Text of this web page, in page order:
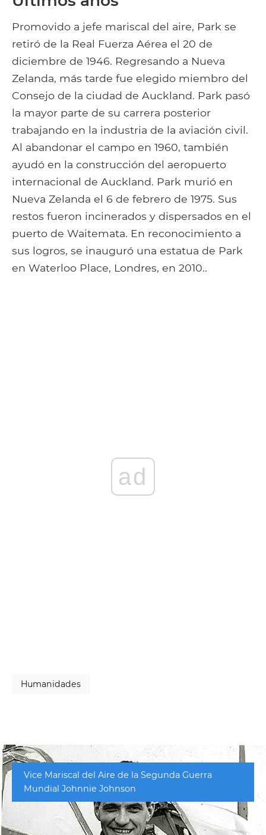
Promovido a jefe mariscal del aire, Park se
retiró de la Real Fuerza Aérea el 20 de
diciembre de 1946. Regresando a Nueva
Zelanda, más tarde fue elegido miembro del
Consejo de la ciudad de Auckland. Park pasó
la mayor parte de su carrera posterior
trabajando en la industria de la aviación civil.
Al abandonar el campo en 1960, también
ayudó en la construcción del aeropuerto
internacional de Auckland. Park murió en
Nueva Zelanda el 6 de febrero de 1975. Sus
restos fueron incinerados y dispersados ​​en el
puerto de Waitemata. En reconocimiento a
sus logros, se inauguró una estatua de Park
en Waterloo Place, Londres, en 2010..
ad
Humanidades
Vice Mariscal del Aire de la Segunda Guerra
Mundial Johnnie Johnson